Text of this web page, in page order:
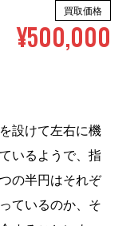
買取価格
¥500,000
設けて左右に機
いるようで、指
の半円はそれぞ
ているのか、そ